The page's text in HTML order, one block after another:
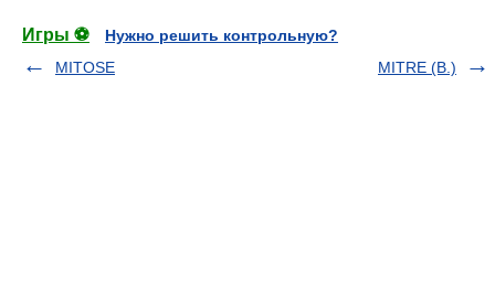
Игры ⚽
Нужно решить контрольную?
MITOSE
MITRE (B.)